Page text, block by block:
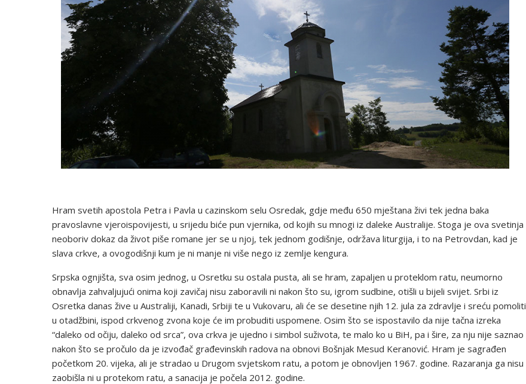
Hram svetih apostola Petra i Pavla u cazinskom selu Osredak, gdje među 650 mještana živi tek jedna baka
pravoslavne vjeroispovijesti, u srijedu biće pun vjernika, od kojih su mnogi iz daleke Australije. Stoga je ova svetinja
neoboriv dokaz da život piše romane jer se u njoj, tek jednom godišnje, održava liturgija, i to na Petrovdan, kad je
slava crkve, a ovogodišnji kum je ni manje ni više nego iz zemlje kengura.
Srpska ognjišta, sva osim jednog, u Osretku su ostala pusta, ali se hram, zapaljen u proteklom ratu, neumorno
obnavlja zahvaljujući onima koji zavičaj nisu zaboravili ni nakon što su, igrom sudbine, otišli u bijeli svijet. Srbi iz
Osretka danas žive u Australiji, Kanadi, Srbiji te u Vukovaru, ali će se desetine njih 12. jula za zdravlje i sreću pomoliti
u otadžbini, ispod crkvenog zvona koje će im probuditi uspomene. Osim što se ispostavilo da nije tačna izreka
“daleko od očiju, daleko od srca”, ova crkva je ujedno i simbol suživota, te malo ko u BiH, pa i šire, za nju nije saznao
nakon što se pročulo da je izvođač građevinskih radova na obnovi Bošnjak Mesud Keranović. Hram je sagrađen
početkom 20. vijeka, ali je stradao u Drugom svjetskom ratu, a potom je obnovljen 1967. godine. Razaranja ga nisu
zaobišla ni u protekom ratu, a sanacija je počela 2012. godine.